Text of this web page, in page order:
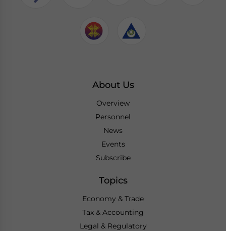
About Us
Overview
Personnel
News
Events
Subscribe
Topics
Economy & Trade
Tax & Accounting
Legal & Regulatory